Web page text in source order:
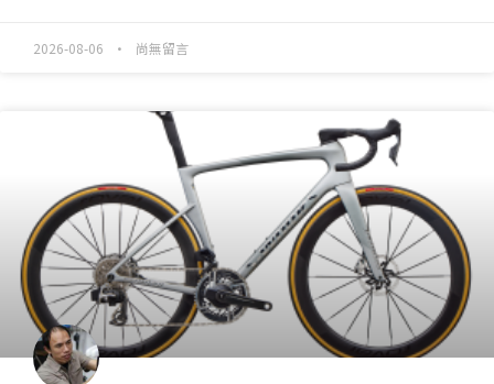
2026-08-06 尚無留言